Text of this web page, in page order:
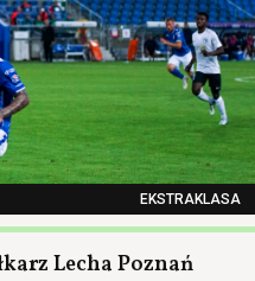
EKSTRAKLASA
Lecha Poznań